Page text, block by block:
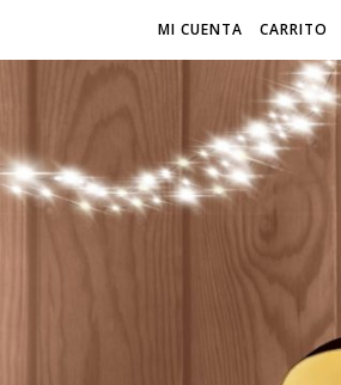
MI CUENTA CARRITO